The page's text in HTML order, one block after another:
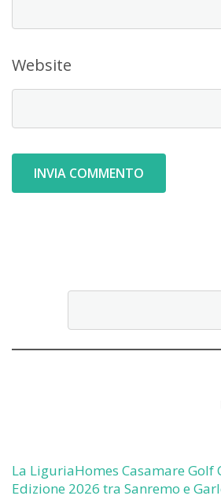
Website
La LiguriaHomes Casamare
Edizione 2026 tra Sanremo e